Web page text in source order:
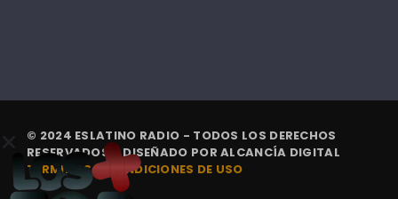
© 2024 ESLATINO RADIO - TODOS LOS DERECHOS
RESERVADOS. | DISEÑADO PORALCANCÍA DIGITAL
TÉRMINOS Y CONDICIONES DE USO